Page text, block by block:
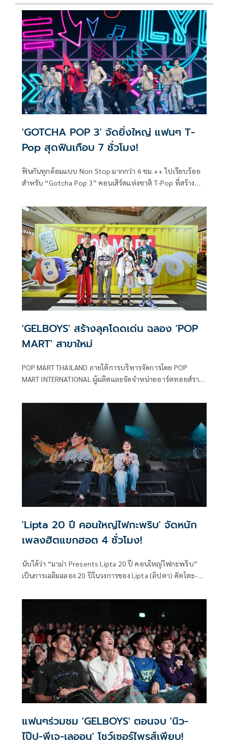
'GOTCHA POP 3' จัดยิ่งใหญ่ แฟนๆ T-
Pop สุดฟินเกือบ 7 ชั่วโมง!
ฟินกันทุกด้อมแบบ Non Stop มากกว่า 6 ชม.++ ไปเรียบร้อย
สำหรับ “Gotcha Pop 3” คอนเสิร์ตแห่งชาติ T-Pop ที่สร้าง
รนด์อันดับ 1 บน X ประเทศไทยข้ามวันไปเลยทีเดียว ครั้งนี้ผู้จัด
เบอร์ต้นของวงการ Atimeshowbiz เดินหน้าสร้างเซอร์ไพรส์
ต่อยอดความว้าวต่อเนื่องมาเป็นปีที่ 3
'GELBOYS' สร้างลุคโดดเด่น ฉลอง 'POP
MART' สาขาใหม่
POP MART THAILAND ภายใต้การบริหารจัดการโดย POP
MART INTERNATIONAL ผู้ผลิตและจัดจำหน่ายอาร์ตทอยส์ราย
Manager บริษัท ป๊อป มาร์ท (ประเทศไทย) จัดงานอีเว้นต์สุด
ยิ่งใหญ่ HELLO CENTRAL WESTGATE เฉลิมฉลองการเปิดสาขา
โซนตะวันตกเป็นแห่งแรก ในคอนเซ็ปต์ Find Your Signature
Piece Mix, Match & Express Your Style ณ ศูนย์การค้า
เซ็นทรัล เวสต์เกต
'Lipta 20 ปี คอนใหญ่ไฟกะพริบ' จัดหนัก
เพลงฮิตแขกฮอต 4 ชั่วโมง!
นับได้ว่า “มาม่า Presents Lipta 20 ปี คอนใหญ่ไฟกะพริบ”
เป็นการเฉลิมฉลอง 20 ปีในวงการของ Lipta (ลิปตา) คัตโตะ-
Kicks Records (คิกส์ เรคคอร์ดส) ดูโอ้วาไรตี้ป็อปเจ้าพ่อเพลง
ฮิตอย่างยิ่งใหญ่เกรียงไกรสุดๆ เพราะงานครั้งนี้ได้สร้าง
ปรากฏการณ์ตั้งแต่ตอนเปิดขายบัตรที่ Sold Out ทุกที่นั่งใน
เวลาอันรวดเร็ว
แฟนๆร่วมชม 'GELBOYS' ตอนจบ 'นิว-
ไป๊ป-พีเจ-เลออน' โชว์เซอร์ไพรส์เพียบ!